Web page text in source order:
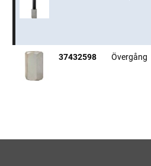
37432598 Övergång